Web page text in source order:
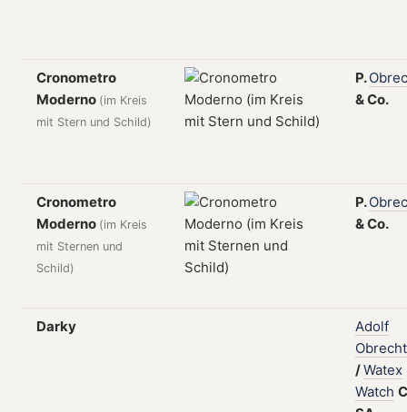
Cronometro
Moderno (im Kreis
mit Stern und Schild)
P.
&Co.
Cronometro
Moderno (im Kreis
mit Sternen und
Schild)
P.
&Co.
Darky
Adolf
Obrecht
/Watex
Watch